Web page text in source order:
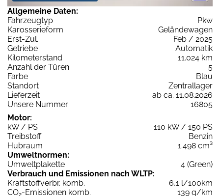
Allgemeine Daten:
Fahrzeugtyp
Pkw
Karosserieform
Geländewagen
Erst-Zul.
Feb / 2025
Getriebe
Automatik
Kilometerstand
11.024 km
Anzahl der Türen
5
Farbe
Blau
Standort
Zentrallager
Lieferzeit
ab ca. 11.08.2026
Unsere Nummer
16805
Motor:
kW / PS
110 kW / 150 PS
Treibstoff
Benzin
Hubraum
1.498 cm³
Umweltnormen:
Umweltplakette
4 (Green)
Verbrauch und Emissionen nach WLTP:
Kraftstoffverbr. komb.
6,1 l/100km
CO2-Emissionen komb.
139 g/km